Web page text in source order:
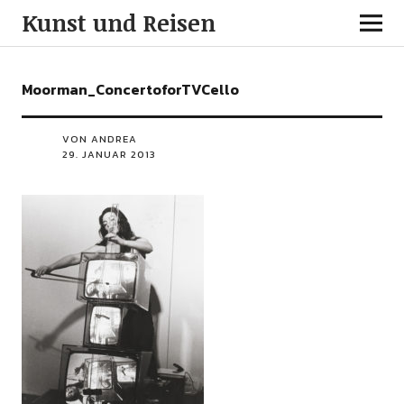
Kunst und Reisen
Moorman_ConcertoforTVCello
VON ANDREA
29. JANUAR 2013